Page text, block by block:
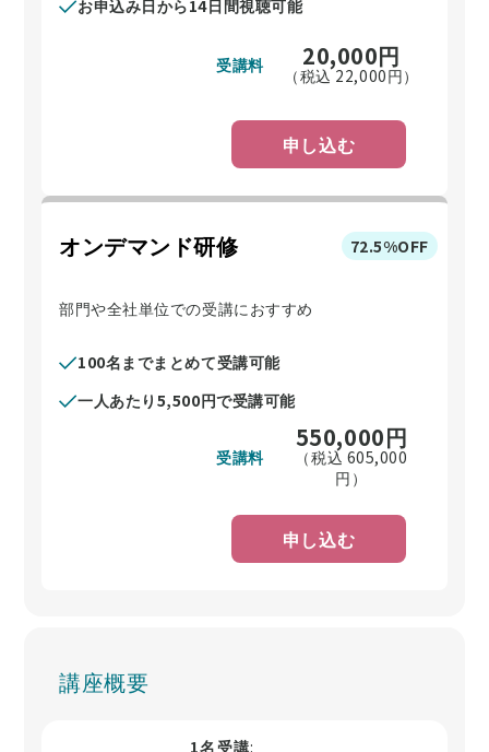
お申込み日から14日間視聴可能
受講料 20,000円
（税込22,000円）
申し込む
オンデマンド研修 72.5%OFF
部門や全社単位での受講におすすめ
100名までまとめて受講可能
一人あたり5,500円で受講可能
受講料
550,000円
（税込 605,000
円）
申し込む
講座概要
1名受講: